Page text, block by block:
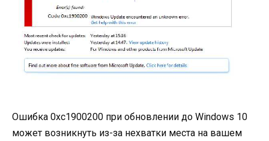
Ошибка 0xc1900200 при обновлении до Windows 10
может возникнуть из-за нехватки места на вашем